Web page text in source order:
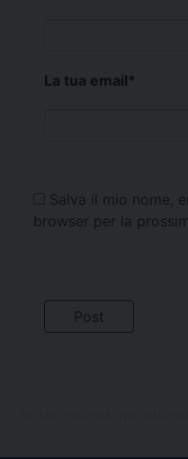
La tua email*
Salva il mio nome,
browser per la